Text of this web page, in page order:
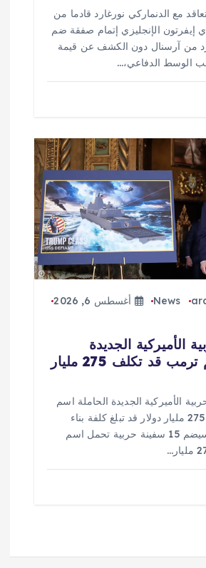
يتعاقد مع الدنماركي نورغارد قادما من
إيفرتون الإنجليزي إتمام صفقة ضم
من آرسنال دون الكشف عن قيمة
الوسط الدفاعي،…
News
أغسطس 6, 2026
الأميركية الجديدة
الحاملة اسم ترمب قد تكلف 275 مليار
الأميركية الجديدة الحاملة اسم
ترمب قد تكلف 275 مليار دولار قد تبلغ كلفة بناء
الأسطول الذي سيضم 15 سفينة حربية تحمل اسم